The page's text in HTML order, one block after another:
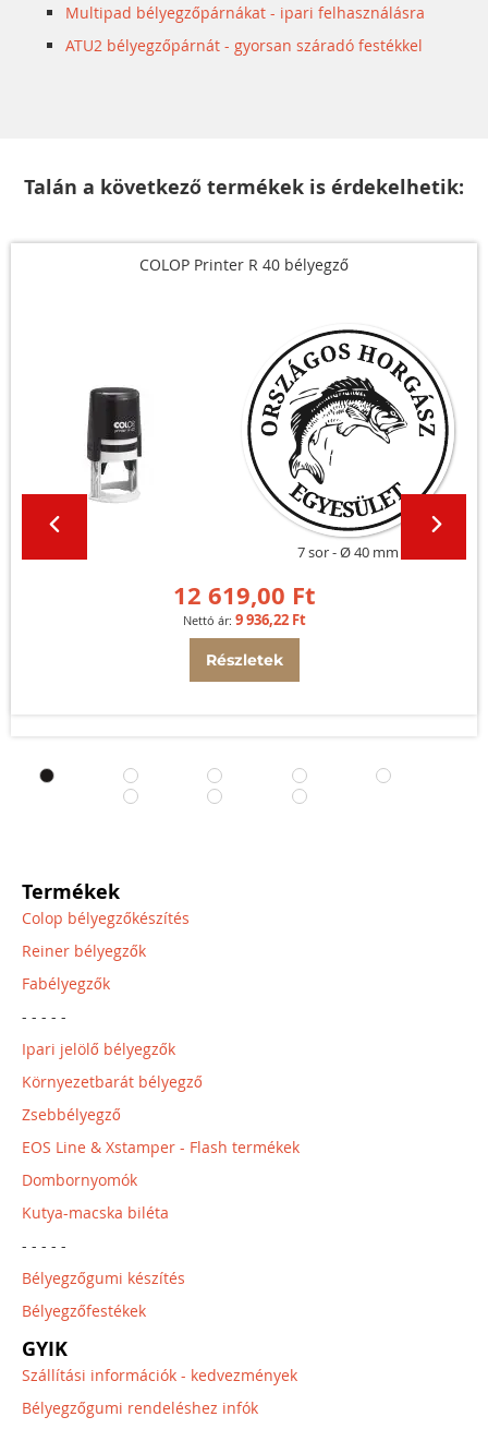
Multipad bélyegzőpárnákat - ipari felhasználásra
ATU2 bélyegzőpárnát - gyorsan száradó festékkel
Talán a következő termékek is érdekelhetik:
COLOP Printer R 40 bélyegző
7 sor Ø 40 mm
12 619,00 Ft
9 936,22 Ft
Részletek
Termékek
Colop bélyegzőkészítés
Reiner bélyegzők
Fabélyegzők
- - - - -
Ipari jelölő bélyegzők
Környezetbarát bélyegző
Zsebbélyegző
EOS Line & Xstamper - Flash termékek
Dombornyomók
Kutya-macska biléta
- - - - -
Bélyegzőgumi készítés
Bélyegzőfestékek
GYIK
Szállítási információk - kedvezmények
Bélyegzőgumi rendeléshez infók